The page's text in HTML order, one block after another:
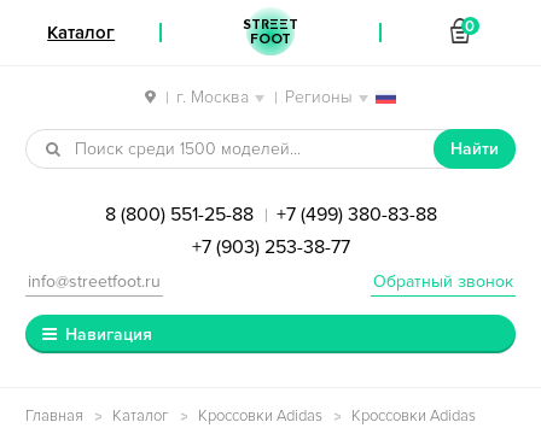
| г. Москва | Регионы
Перейти к навигации
Перейти к содержимому
Найти
8 (800) 551-25-88 | +7 (499) 380-83-88
+7 (903) 253-38-77
Обратный звонок
info@streetfoot.ru
Навигация
Главная Каталог Кроссовки Adidas
Кроссовки Adidas
Каталог STREET
FOOT
0